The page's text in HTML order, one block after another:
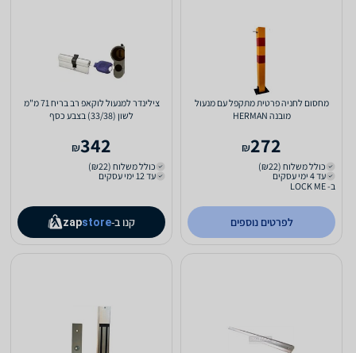
מחסום לחניה פרטית מתקפל עם מנעול
מובנה HERMAN
272
₪
כולל משלוח (₪22)
עד 4 ימי עסקים
ב- LOCK ME
לפרטים נוספים
צילינדר למנעול לוקאפ רב בריח 71 מ"מ
לשון (33/38) בצבע כסף
342
₪
כולל משלוח (₪22)
עד 12 ימי עסקים
קנו ב- zapstore